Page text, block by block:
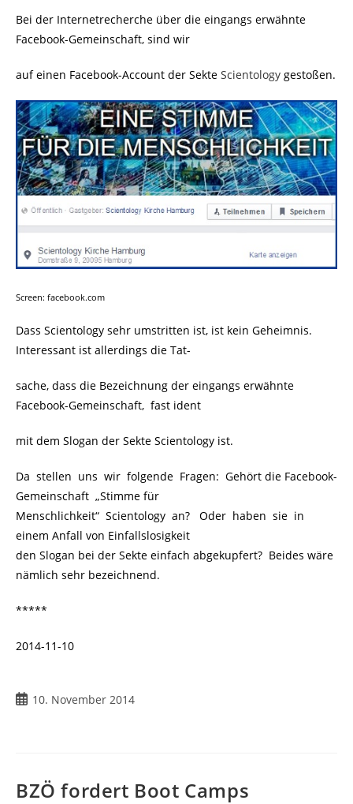
Bei der Internetrecherche über die eingangs erwähnte
Facebook-Gemeinschaft, sind wir
auf einen Facebook-Account der Sekte Scientology gestoßen.
Screen: facebook.com
Dass Scientology sehr umstritten ist, ist kein Geheimnis.
Interessant ist allerdings die Tat-
sache, dass die Bezeichnung der eingangs erwähnte
Facebook-Gemeinschaft, fast ident
mit dem Slogan der Sekte Scientology ist.
Da stellen uns wir folgende Fragen: Gehört die Facebook-
Gemeinschaft „Stimme für
Menschlichkeit“ Scientology an? Oder haben sie in
einem Anfall von Einfallslosigkeit
den Slogan bei der Sekte einfach abgekupfert? Beides wäre
nämlich sehr bezeichnend.
*****
2014-11-10
Beitrag10. November 2014
BZÖ fordert Boot Camps